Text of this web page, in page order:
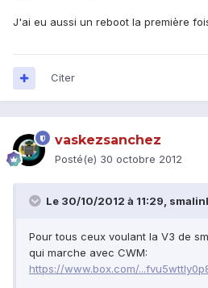
J'ai eu aussi un reboot la première
Citer
vaskezsanchez
Posté(e) 30 octobre 2012
Le 30/10/2012 à 11:29,
Pour tous ceux voulant la V3 de
qui marche avec CWM:
https://www.box.com/